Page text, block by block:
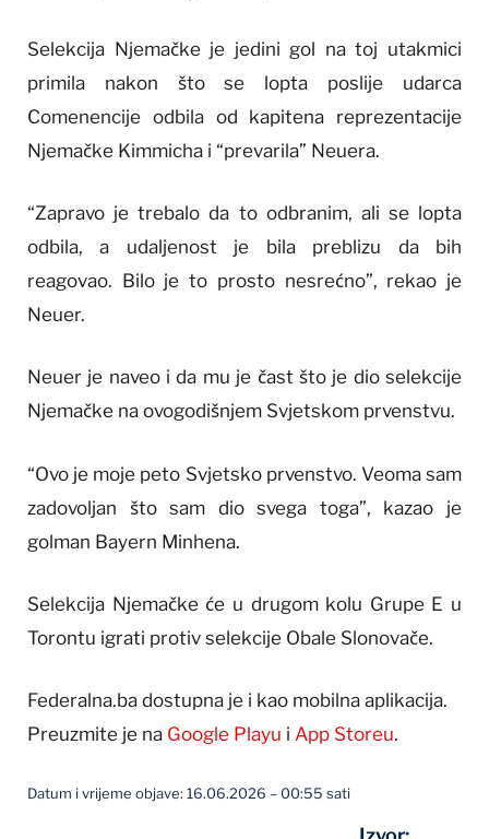
Selekcija Njemačke je jedini gol na toj utakmici
primila nakon što se lopta poslije udarca
Comenencije odbila od kapitena reprezentacije
Njemačke Kimmicha i “prevarila” Neuera.
“Zapravo je trebalo da to odbranim, ali se lopta
odbila, a udaljenost je bila preblizu da bih
reagovao. Bilo je to prosto nesrećno”, rekao je
Neuer.
Neuer je naveo i da mu je čast što je dio selekcije
Njemačke na ovogodišnjem Svjetskom prvenstvu.
“Ovo je moje peto Svjetsko prvenstvo. Veoma sam
zadovoljan što sam dio svega toga”, kazao je
golman Bayern Minhena.
Selekcija Njemačke će u drugom kolu Grupe E u
Torontu igrati protiv selekcije Obale Slonovače.
Federalna.ba dostupna je i kao mobilna aplikacija.
Preuzmite je na Google Playu i App Storeu.
Datum i vrijeme objave: 16.06.2026 – 00:55 sati